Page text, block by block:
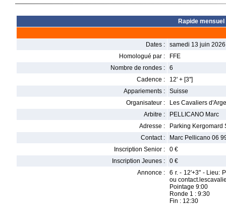
Rapide
Dates :
samedi 13 juin
Homologué par :
FFE
Nombre de rondes :
6
Cadence :
12' + [3'']
Appariements :
Suisse
Organisateur :
Les Cavaliers
Arbitre :
PELLICANO Marc
Adresse :
Parking Kergomard
Contact :
Marc Pellicano 06
Inscription Senior :
0 €
Inscription Jeunes :
0 €
Annonce :
6 r. - 12'+3" - Lieu:
ou
Pointage 9:00
Ronde 1 : 9:30
Fin : 12:30